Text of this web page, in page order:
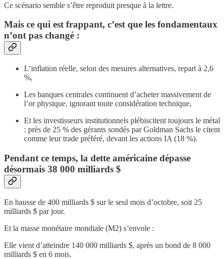
Ce scénario semble s’être reproduit presque à la lettre.
Mais ce qui est frappant, c’est que les fondamentaux
n’ont pas changé :
L’inflation réelle, selon des mesures alternatives, repart à 2,6
%,
Les banques centrales continuent d’acheter massivement de
l’or physique, ignorant toute considération technique,
Et les investisseurs institutionnels plébiscitent toujours le métal
: près de 25 % des gérants sondés par Goldman Sachs le citent
comme leur trade préféré, devant les actions IA (18 %).
Pendant ce temps, la dette américaine dépasse
désormais 38 000 milliards $
En hausse de 400 milliards $ sur le seul mois d’octobre, soit 25
milliards $ par jour.
Et la masse monétaire mondiale (M2) s’envole :
Elle vient d’atteindre 140 000 milliards $, après un bond de 8 000
milliards $ en 6 mois.